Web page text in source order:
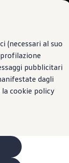
(necessari al suo
pubblicitari
dagli
cookie policy
& C.